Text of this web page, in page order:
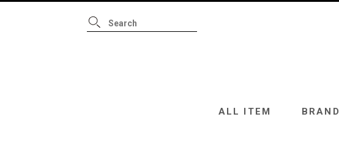
ALL ITEM BRAND
ALL ITEM